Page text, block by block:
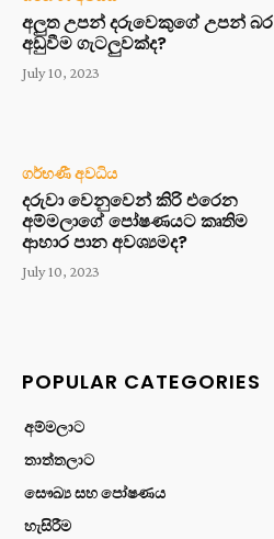
අලුත උපන් දරුවෙකුගේ උපන් බර
අඩුවීම ගැටලුවක්ද?
July 10, 2023
ගර්භණී අවධිය
දරුවා වෙනුවෙන් කිරි එරෙන
අම්මලාගේ පෝෂණයට කෘතිම
ආහාර පාන අවශ්‍යමද?
July 10, 2023
POPULAR CATEGORIES
අම්මලාට
තාත්තලාට
සෞඛ්‍ය සහ පෝෂණය
හැසිරීම